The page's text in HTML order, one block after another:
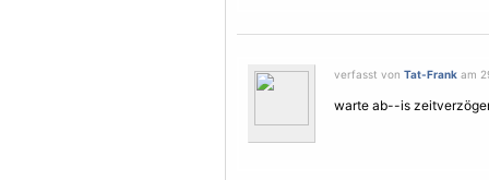
verfasst von Tat-Frank am
warte ab--is